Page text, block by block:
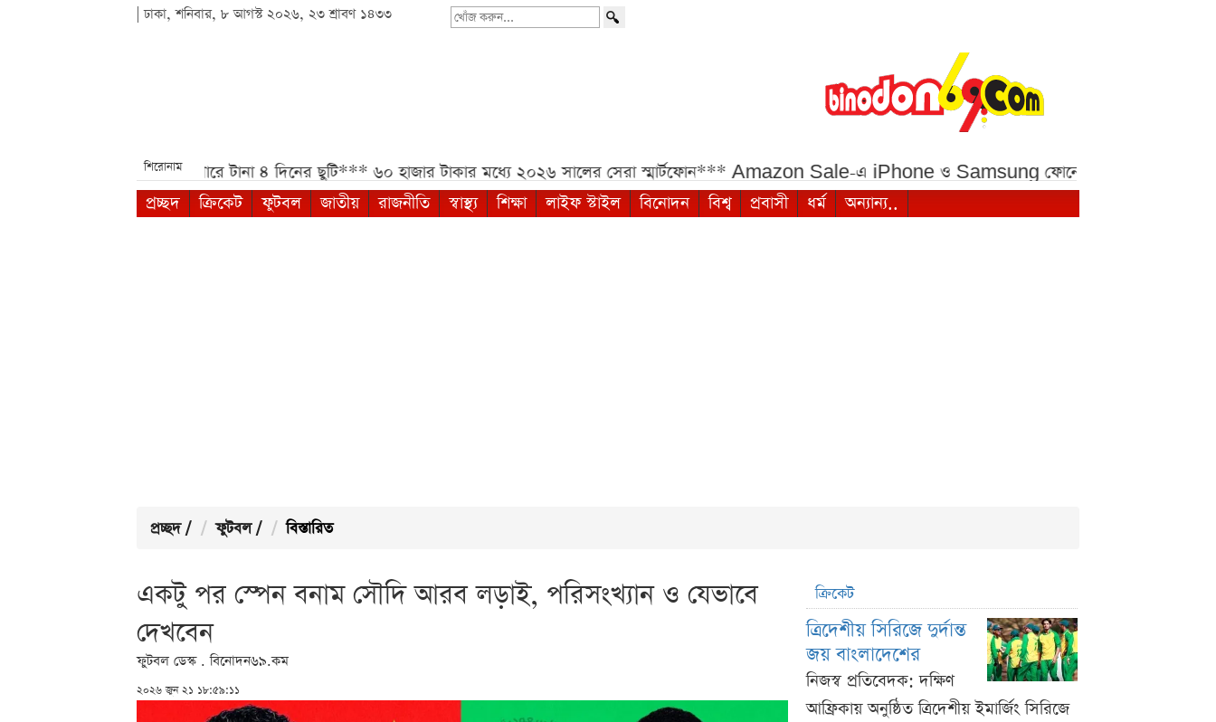
| ঢাকা, শনিবার, ৮ আগস্ট ২০২৬, ২৩ শ্রাবণ ১৪৩৩
খোঁজ
শিরোনাম
আগস্টে মিলতে পারে টানা ৪ দিনের ছুটি*** ৬০ হাজার টাকার মধ্যে ২০২৬ সালের সেরা স্মার্টফোন*** Amazon Sale-এ iPhone ও Samsung ফোনে বড় ছাড়***
প্রচ্ছদ
ক্রিকেট ফুটবল জাতীয় রাজনীতি স্বাস্থ্য শিক্ষা লাইফ স্টাইল বিনোদন বিশ্ব প্রবাসী ধর্ম অন্যান্য..
প্রচ্ছদ / ফুটবল / বিস্তারিত
একটু পর স্পেন বনাম সৌদি আরব লড়াই, পরিসংখ্যান ও যেভাবে
দেখবেন
ফুটবল ডেস্ক . বিনোদন৬৯.কম
২০২৬ জুন ২১ ১৮:৫৯:১১
ক্রিকেট
ত্রিদেশীয় সিরিজে দুর্দান্ত
জয় বাংলাদেশের
নিজস্ব প্রতিবেদক: দক্ষিণ
আফ্রিকায় অনুষ্ঠিত ত্রিদেশীয় ইমার্জিং সিরিজে